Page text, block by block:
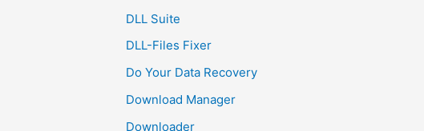
DLL Suite
DLL-Files Fixer
Do Your Data Recovery
Download Manager
Downloader